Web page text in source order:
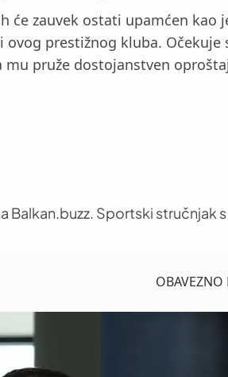
će zauvek ostati upamćen
prestižnog kluba.
pruže dostojanstven
Balkan.buzz. Sportski
OBAVEZNO